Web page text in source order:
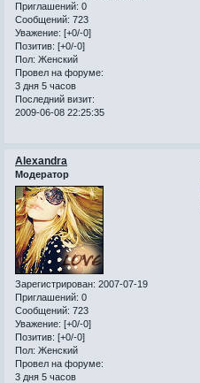
Приглашений: 0
Сообщений: 723
Уважение: [+0/-0]
Позитив: [+0/-0]
Пол: Женский
Провел на форуме:
3 дня 5 часов
Последний визит:
2009-06-08 22:25:35
Alexandra
Модератор
Зарегистрирован: 2007-07-19
Приглашений: 0
Сообщений: 723
Уважение: [+0/-0]
Позитив: [+0/-0]
Пол: Женский
Провел на форуме:
3 дня 5 часов